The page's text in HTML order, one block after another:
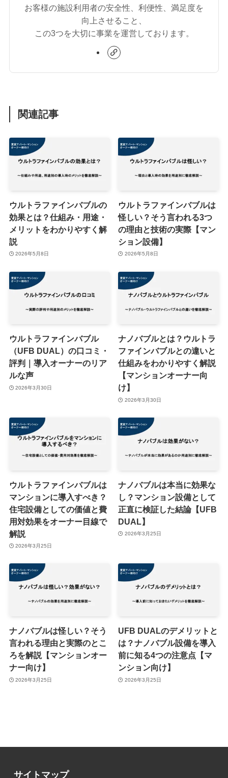
お客様の施設利用者の安全性、利便性、満足度を
向上させること、
この3つを大切に事業を運営しております。
関連記事
ウルトラファインバブルの
効果とは？仕組み・用途・
メリットをわかりやすく解
説
2026年5月8日
ウルトラファインバブルは
怪しい？そう言われる3つ
の理由と技術の実際【マン
ション設備】
2026年5月8日
ウルトラファインバブル
（UFB DUAL）の口コミ・
評判｜導入オーナーのリア
ルな声
2026年3月30日
ナノバブルとは？ウルトラ
ファインバブルとの違いと
仕組みをわかりやすく解説
【マンションオーナー向
け】
2026年3月30日
ウルトラファインバブルは
マンションに導入すべき？
住宅設備としての価値と費
用対効果をオーナー目線で
解説
2026年3月25日
ナノバブルは本当に効果な
し？マンション設備として
正直に検証した結論【UFB
DUAL】
2026年3月25日
ナノバブルは怪しい？そう
言われる理由と実際のとこ
ろを解説【マンションオー
ナー向け】
2026年3月25日
UFB DUALのデメリットと
は？ナノバブル設備を導入
前に知る4つの注意点【マ
ンション向け】
2026年3月25日
サイトマップ